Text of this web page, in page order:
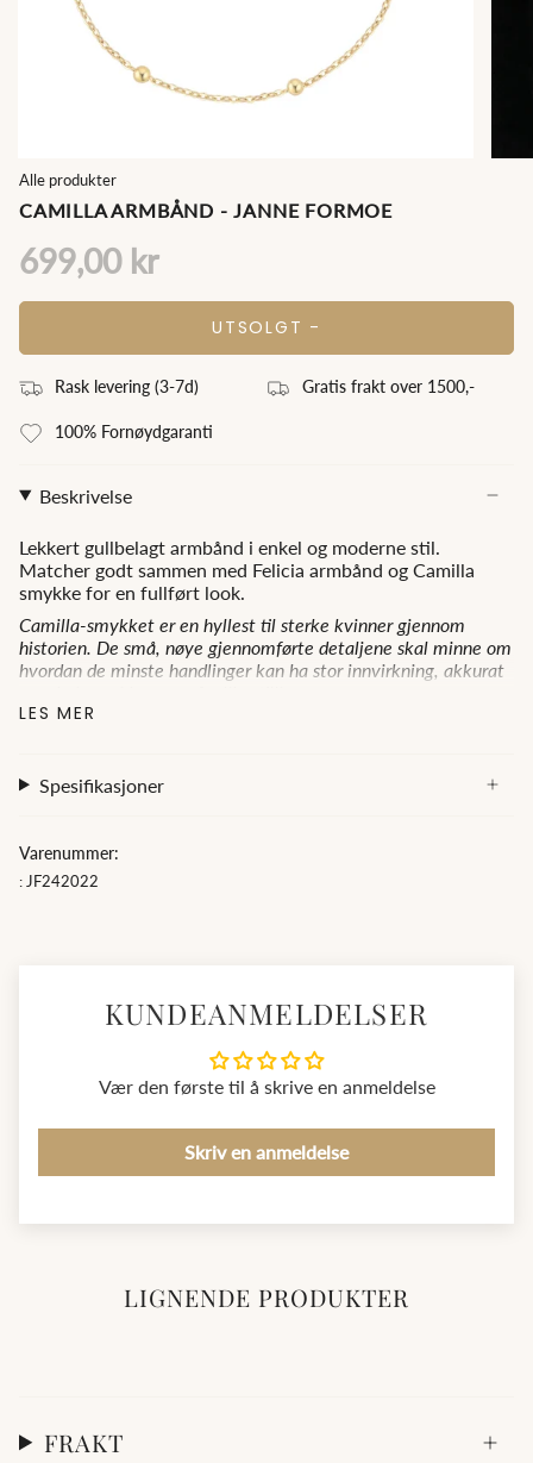
Alle produkter
CAMILLA ARMBÅND - JANNE FORMOE
699,00 kr
UTSOLGT -
Rask levering (3-7d) Gratis frakt over 1500,-
100% Fornøydgaranti
Beskrivelse
Lekkert gullbelagt armbånd i enkel og moderne stil.
Matcher godt sammen med Felicia armbånd og Camilla
smykke for en fullført look.
Camilla-smykket er en hyllest til sterke kvinner gjennom
historien. De små, nøye gjennomførte detaljene skal minne om
hvordan de minste handlinger kan ha stor innvirkning, akkurat
Det er en perfekt gave til en spesiell person og for deres styrke
Lengde: 16cm + 3 cm forlengelse.
Nikkelfritt
inkludert diamanter, gull og sølv, både i vår butikk i
Kristiansand og gjennom vår nettbutikk. Utforsk vårt utvalg
LES MER
Spesifikasjoner
Varenummer:
: JF242022
KUNDEANMELDELSER
Vær den første til å skrive en anmeldelse
Skriv en anmeldelse
LIGNENDE PRODUKTER
FRAKT